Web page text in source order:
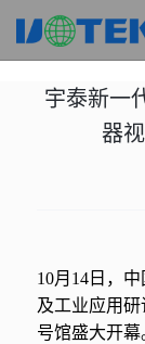
宇泰新一
器
10月14日，
及工业应用
号馆盛大开幕